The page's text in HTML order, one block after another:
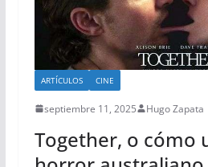
ARTÍCULOS CINE
septiembre 11, 2025 Hugo Zapata
Together, o cómo